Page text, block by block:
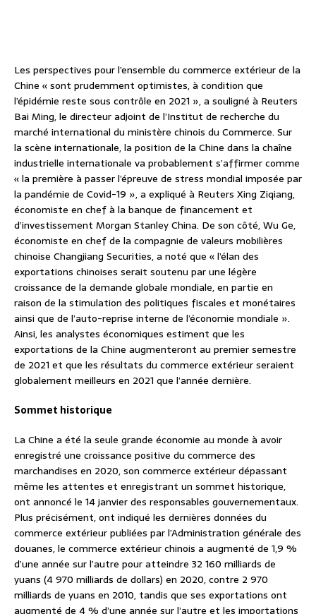
Les perspectives pour l’ensemble du commerce extérieur de la
Chine « sont prudemment optimistes, à condition que
l’épidémie reste sous contrôle en 2021 », a souligné à Reuters
Bai Ming, le directeur adjoint de l’Institut de recherche du
marché international du ministère chinois du Commerce. Sur
la scène internationale, la position de la Chine dans la chaîne
industrielle internationale va probablement s’affirmer comme
« la première à passer l’épreuve de stress mondial imposée par
la pandémie de Covid-19 », a expliqué à Reuters Xing Ziqiang,
économiste en chef à la banque de financement et
d’investissement Morgan Stanley China. De son côté, Wu Ge,
économiste en chef de la compagnie de valeurs mobilières
chinoise Changjiang Securities, a noté que « l’élan des
exportations chinoises serait soutenu par une légère
croissance de la demande globale mondiale, en partie en
raison de la stimulation des politiques fiscales et monétaires
ainsi que de l’auto-reprise interne de l’économie mondiale ».
Ainsi, les analystes économiques estiment que les
exportations de la Chine augmenteront au premier semestre
de 2021 et que les résultats du commerce extérieur seraient
globalement meilleurs en 2021 que l’année dernière.
Sommet historique
La Chine a été la seule grande économie au monde à avoir
enregistré une croissance positive du commerce des
marchandises en 2020, son commerce extérieur dépassant
même les attentes et enregistrant un sommet historique,
ont annoncé le 14 janvier des responsables gouvernementaux.
Plus précisément, ont indiqué les dernières données du
commerce extérieur publiées par l’Administration générale des
douanes, le commerce extérieur chinois a augmenté de 1,9 %
d’une année sur l’autre pour atteindre 32 160 milliards de
yuans (4 970 milliards de dollars) en 2020, contre 2 970
milliards de yuans en 2010, tandis que ses exportations ont
augmenté de 4 % d’une année sur l’autre et les importations